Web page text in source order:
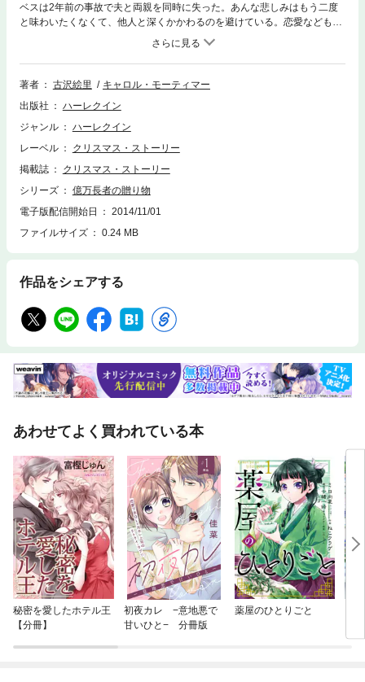
ベスは2年前の事故で夫と両親を同時に失った。あんな悲しみはもう二度
と味わいたくなくて、他人と深くかかわるのを避けている。恋愛などもっ
てのほかだ。だが、みぞれ混じりの雨が降る朝、裕福な実業家ニックと出
会い、彼女の凍てついた心は揺さぶられ……。
著者 古沢絵里
キャロル・モーティマー
出版社
ハーレクイン
ジャンル
ハーレクイン
レーベル
クリスマス・ストーリー
掲載誌
クリスマス・ストーリー
シリーズ
億万長者の贈り物
電子版配信開始日
2014/11/01
ファイルサイズ
0.24 MB
作品をシェアする
あわせてよく買われている本
秘密を愛したホテル王
【分冊】
初夜カレ −意地悪で
甘いひと− 分冊版
薬屋のひとりごと
て